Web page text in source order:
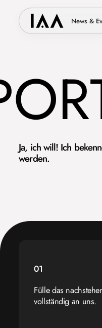
News &
Ja, ich will! Ich
werden.
01
Fülle das
vollständig an uns.